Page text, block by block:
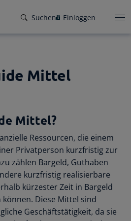
über HowTo-
Support per E-
Live-Chat.
Hilfeangebot
schreiben
im Handumdrehen
Weg in die
ProSaldo.net für
Instagram
LinkedIn
YouTube
Suchen Einloggen
Mittel
Mittel?
Ressourcen, die einem
Privatperson kurzfristig zur
zählen Bargeld, Guthaben
kurzfristig realisierbare
kürzester Zeit in Bargeld
Diese Mittel sind
Geschäftstätigkeit, da sie